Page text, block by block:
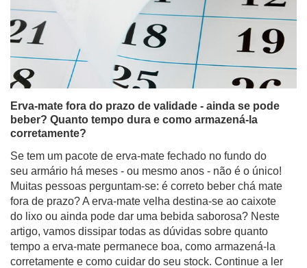
Erva-mate fora do prazo de validade - ainda se pode
beber? Quanto tempo dura e como armazená-la
corretamente?
Se tem um pacote de erva-mate fechado no fundo do
seu armário há meses - ou mesmo anos - não é o único!
Muitas pessoas perguntam-se: é correto beber chá mate
fora de prazo? A erva-mate velha destina-se ao caixote
do lixo ou ainda pode dar uma bebida saborosa? Neste
artigo, vamos dissipar todas as dúvidas sobre quanto
tempo a erva-mate permanece boa, como armazená-la
corretamente e como cuidar do seu stock. Continue a ler
para evitar desilusões na sua próxima sessão de
preparação e para garantir que obtém o máximo de
sabor de cada folha!